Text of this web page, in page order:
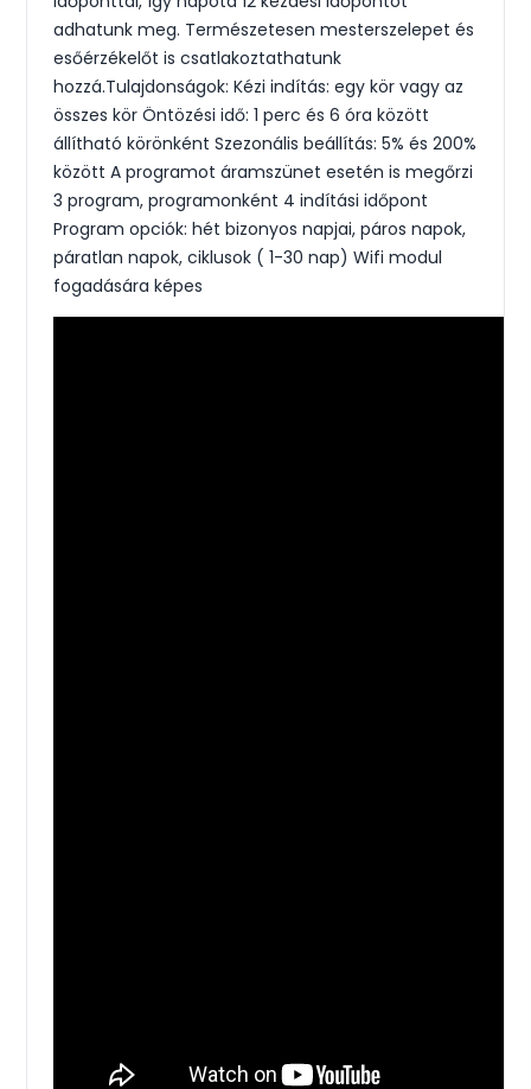
adhatunk meg. Természetesen mesterszelepet és
esőérzékelőt is csatlakoztathatunk
hozzá.Tulajdonságok: Kézi indítás: egy kör vagy az
összes kör Öntözési idő: 1 perc és 6 óra között
állítható körönként Szezonális beállítás: 5% és 200%
között A programot áramszünet esetén is megőrzi
3 program, programonként 4 indítási időpont
Program opciók: hét bizonyos napjai, páros napok,
páratlan napok, ciklusok ( 1-30 nap) Wifi modul
fogadására képes